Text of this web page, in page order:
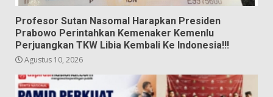
Profesor Sutan Nasomal Harapkan Presiden
Prabowo Perintahkan Kemenaker Kemenlu
Perjuangkan TKW Libia Kembali Ke Indonesia!!!
Agustus 10, 2026